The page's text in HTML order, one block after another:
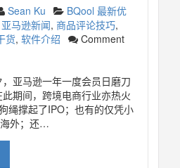
Sean Ku
BQool 最新优
亚马逊新闻, 商品评论技巧,
货, 软件介绍
Comment
亚马逊一年一度会员日磨刀
期间，跨境电商行业亦热火
绳撑起了IPO；也有的仅凭小
外；还…